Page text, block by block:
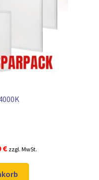
€Aktueller
Preis
ist:
zzgl. MwSt.